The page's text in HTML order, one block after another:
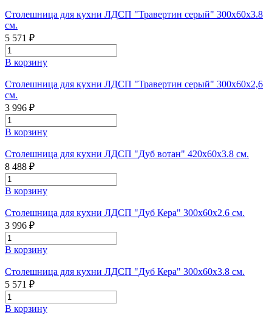
Столешница для кухни ЛДСП "Травертин серый" 300x60x3.8
см.
5 571 ₽
В корзину
Столешница для кухни ЛДСП "Травертин серый" 300x60x2,6
см.
3 996 ₽
В корзину
Столешница для кухни ЛДСП "Дуб вотан" 420x60x3.8 см.
8 488 ₽
В корзину
Столешница для кухни ЛДСП "Дуб Кера" 300х60х2.6 см.
3 996 ₽
В корзину
Столешница для кухни ЛДСП "Дуб Кера" 300х60х3.8 см.
5 571 ₽
В корзину